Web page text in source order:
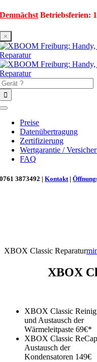
Zum
springen
Demnächst Betriebsferien:
×
Toggle
Navigation
Preise
Datenübertragung
Zertifizierung
Wertgarantie /
FAQ
0761 3873492 |Kontakt |
XBOX Classic Reparatur
XBOX
XBOX Classic
und Austausch der
Wärmeleitpaste 69€*
XBOX Classic ReCap
Austausch der
Kondensatoren 149€